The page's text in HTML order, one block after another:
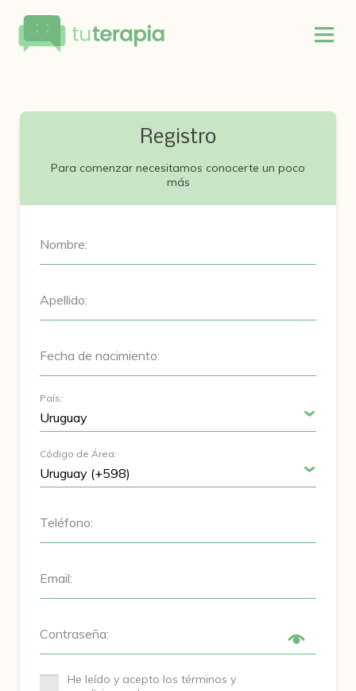
Registro
Para comenzar necesitamos conocerte un poco
más
Nombre:
Apellido:
Fecha de nacimiento:
País:
Código de Área:
Teléfono:
Email:
Contraseña:
He leído y acepto los términos y